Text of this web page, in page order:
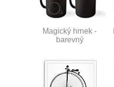
Magický hrnek -
barevný